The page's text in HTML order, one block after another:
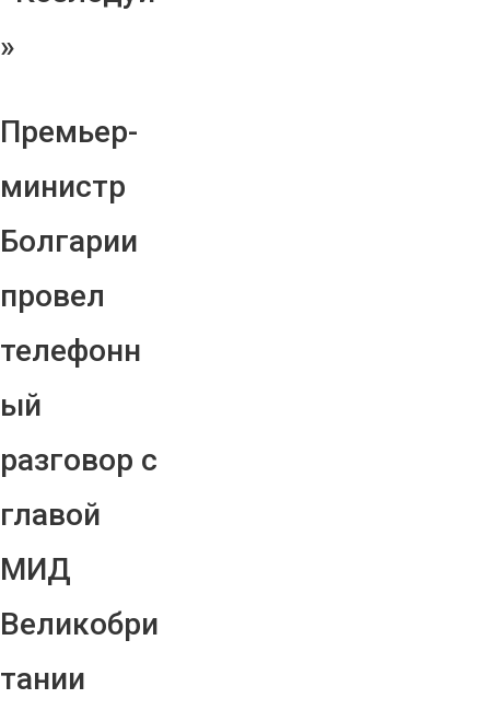
»
Премьер-
министр
Болгарии
провел
телефонн
ый
разговор с
главой
МИД
Великобри
тании